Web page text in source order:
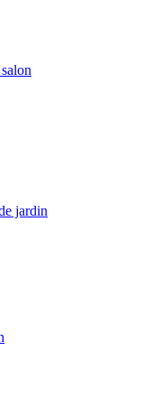
jardin